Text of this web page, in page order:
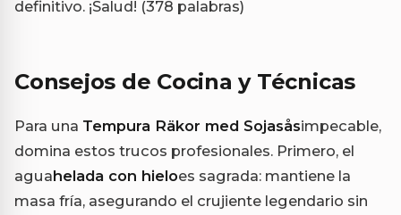
definitivo. ¡Salud! (378 palabras)
Consejos de Cocina y Técnicas
Para una Tempura Räkor med Sojasåsimpecable,
domina estos trucos profesionales. Primero, el
aguahelada con hieloes sagrada: mantiene la
masa fría, asegurando el crujiente legendario sin